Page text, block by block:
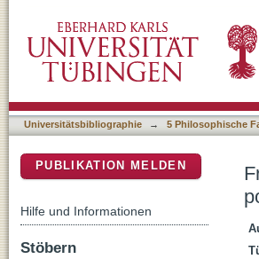
Universitätsbibliographie → 5 Philosophische
PUBLIKATION MELDEN
Hilfe und Informationen
Stöbern